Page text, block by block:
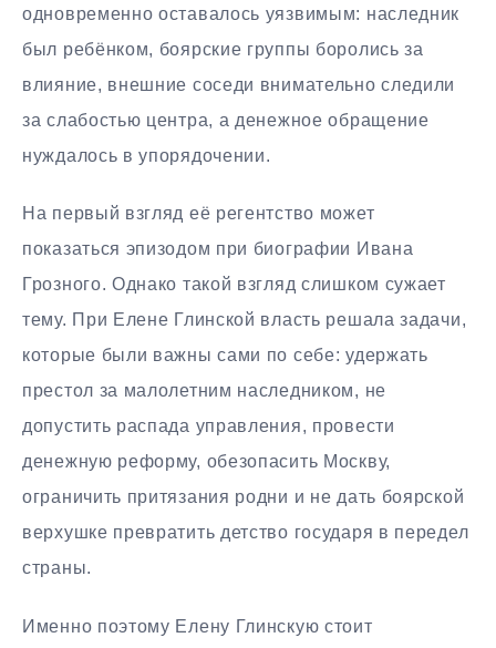
одновременно оставалось уязвимым: наследник
был ребёнком, боярские группы боролись за
влияние, внешние соседи внимательно следили
за слабостью центра, а денежное обращение
нуждалось в упорядочении.
На первый взгляд её регентство может
показаться эпизодом при биографии Ивана
Грозного. Однако такой взгляд слишком сужает
тему. При Елене Глинской власть решала задачи,
которые были важны сами по себе: удержать
престол за малолетним наследником, не
допустить распада управления, провести
денежную реформу, обезопасить Москву,
ограничить притязания родни и не дать боярской
верхушке превратить детство государя в передел
страны.
Именно поэтому Елену Глинскую стоит